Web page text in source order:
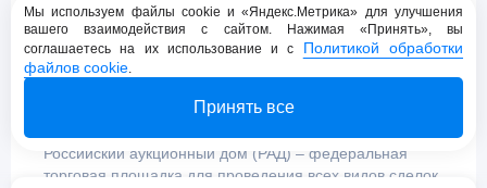
support@lot-online.ru
Техническая поддержка
Российский аукционный дом (РАД) – федеральная
торговая площадка для проведения всех видов сделок
Мы используем файлы cookie и «Яндекс.Метрика» для улучшения
вашего взаимодействия с сайтом. Нажимая «Принять», вы
соглашаетесь на их использование и с Политикой обработки
файлов cookie.
Принять все